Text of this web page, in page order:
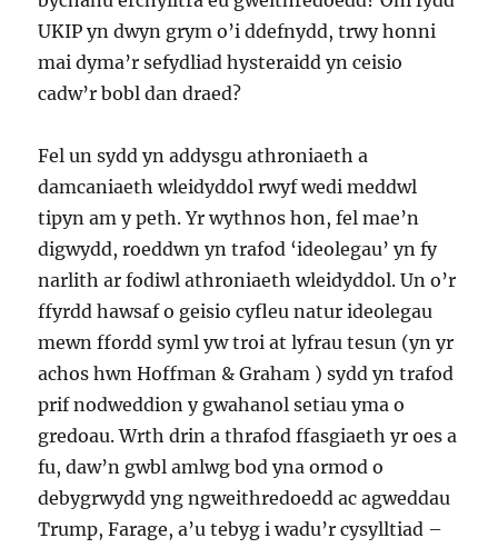
UKIP yn dwyn grym o’i ddefnydd, trwy honni
mai dyma’r sefydliad hysteraidd yn ceisio
cadw’r bobl dan draed?
Fel un sydd yn addysgu athroniaeth a
damcaniaeth wleidyddol rwyf wedi meddwl
tipyn am y peth. Yr wythnos hon, fel mae’n
digwydd, roeddwn yn trafod ‘ideolegau’ yn fy
narlith ar fodiwl athroniaeth wleidyddol. Un o’r
ffyrdd hawsaf o geisio cyfleu natur ideolegau
mewn ffordd syml yw troi at lyfrau tesun (yn yr
achos hwn Hoffman & Graham ) sydd yn trafod
prif nodweddion y gwahanol setiau yma o
gredoau. Wrth drin a thrafod ffasgiaeth yr oes a
fu, daw’n gwbl amlwg bod yna ormod o
debygrwydd yng ngweithredoedd ac agweddau
Trump, Farage, a’u tebyg i wadu’r cysylltiad –